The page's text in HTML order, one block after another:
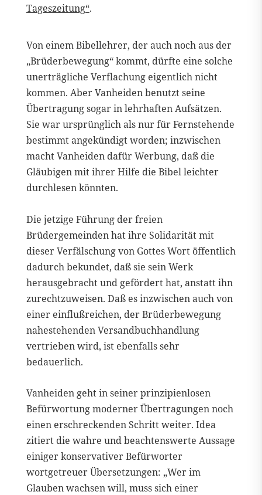
Tageszeitung“.
Von einem Bibellehrer, der auch noch aus der
„Brüderbewegung“ kommt, dürfte eine solche
unerträgliche Verflachung eigentlich nicht
kommen. Aber Vanheiden benutzt seine
Übertragung sogar in lehrhaften Aufsätzen.
Sie war ursprünglich als nur für Fernstehende
bestimmt angekündigt worden; inzwischen
macht Vanheiden dafür Werbung, daß die
Gläubigen mit ihrer Hilfe die Bibel leichter
durchlesen könnten.
Die jetzige Führung der freien
Brüdergemeinden hat ihre Solidarität mit
dieser Verfälschung von Gottes Wort öffentlich
dadurch bekundet, daß sie sein Werk
herausgebracht und gefördert hat, anstatt ihn
zurechtzuweisen. Daß es inzwischen auch von
einer einflußreichen, der Brüderbewegung
nahestehenden Versandbuchhandlung
vertrieben wird, ist ebenfalls sehr
bedauerlich.
Vanheiden geht in seiner prinzipienlosen
Befürwortung moderner Übertragungen noch
einen erschreckenden Schritt weiter. Idea
zitiert die wahre und beachtenswerte Aussage
einiger konservativer Befürworter
wortgetreuer Übersetzungen: „Wer im
Glauben wachsen will, muss sich einer